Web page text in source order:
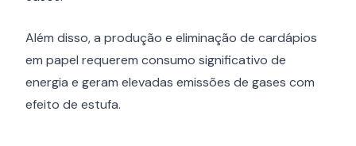
Além disso, a produção e eliminação de cardápios
em papel requerem consumo significativo de
energia e geram elevadas emissões de gases com
efeito de estufa.